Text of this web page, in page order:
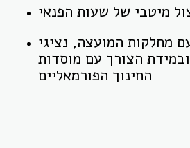
מיטבי של שעות הפנאי
מחלקות המועצה, נציגי
הצורך עם מוסדות
החינוך הפורמאליים